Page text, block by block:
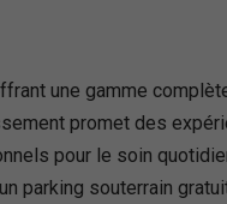
une gamme
promet des
pour le soin
parking souterrain